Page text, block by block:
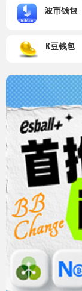
波币钱包
K豆钱包